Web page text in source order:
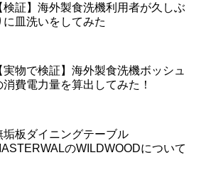
検証】海外製食洗機利用者が久しぶ
に皿洗いをしてみた
実物で検証】海外製食洗機ボッシュ
消費電力量を算出してみた！
垢板ダイニングテーブル
のWILDWOODについて